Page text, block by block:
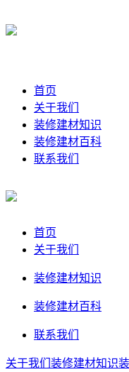
首页
关于我们
装修建材知识
装修建材百科
联系我们
首页
关于我们
装修建材知识
装修建材百科
联系我们
关于我们 装修建材知识